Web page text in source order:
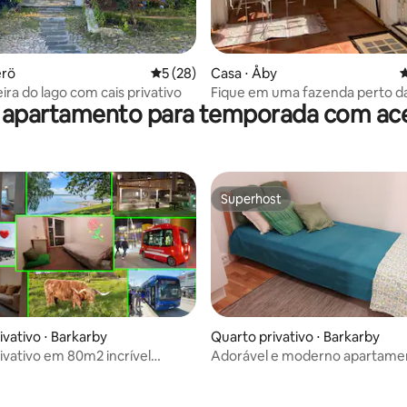
de 5, 166 avaliações
5 de uma avaliação média de 5, 28
5 (28)
do lago com cais privativo
Casa ⋅ Åby
Fique em uma fazenda perto
e do lago.
para temporada com
de 5, 12 avaliações
⋅ Barkarby
em 80m2 incrível
Superhost
Superhost
Quarto privativo ⋅ Barkarby
Adorável e moderno